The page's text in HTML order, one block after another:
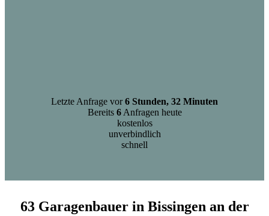
Letzte Anfrage vor6 Stunden, 32 Minuten
Bereits 6Anfragen heute
kostenlos
unverbindlich
schnell
63 Garagenbauer in Bissingen an der